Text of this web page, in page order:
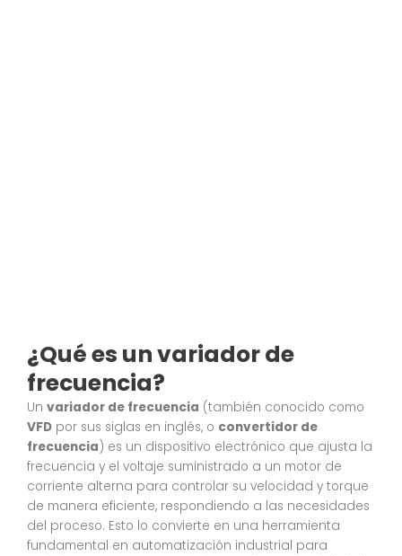
¿Qué es un variador de
frecuencia?
Un variador de frecuencia (también conocido como
VFD por sus siglas en inglés, o convertidor de
frecuencia) es un dispositivo electrónico que ajusta la
frecuencia y el voltaje suministrado a un motor de
corriente alterna para controlar su velocidad y torque
de manera eficiente, respondiendo a las necesidades
del proceso. Esto lo convierte en una herramienta
fundamental en automatización industrial para